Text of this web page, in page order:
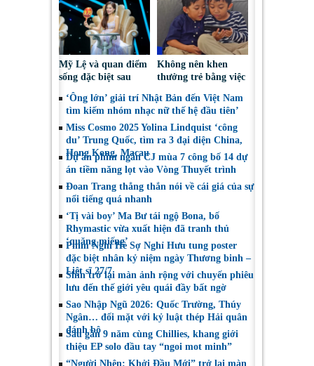
tài Miss Cosmo 2026
Mỹ Lệ và quan điểm
sống đặc biệt sau
nhiều năm làm nghề
Không nên khen
thưởng trẻ bằng việc
thoại
‘Ông lớn’ giải trí Nhật Bản đến Việt Nam
tìm kiếm nhóm nhạc nữ thế hệ đầu tiên’
Miss Cosmo 2025 Yolina Lindquist ‘công
du’ Trung Quốc, tìm ra 3 đại diện China,
Hong Kong, Macau
Dự án phim ngắn CJ mùa 7 công bố 14 dự
án tiềm năng lọt vào Vòng Thuyết trình
Đoan Trang thẳng thắn nói về cái giá của sự
nổi tiếng quá nhanh
‘Tị vài boy’ Ma Bư tái ngộ Bona, bố
Rhymastic vừa xuất hiện đã tranh thủ
‘quăng miếng’
Phim Nghỉ Hè Sợ Nghỉ Hưu tung poster
đặc biệt nhân kỷ niệm ngày Thương binh –
Liệt sĩ 27/7
Shin trở lại màn ảnh rộng với chuyến phiêu
lưu đến thế giới yêu quái đầy bất ngờ
Sao Nhập Ngũ 2026: Quốc Trường, Thúy
Ngân… đối mặt với kỷ luật thép Hải quân
đánh bộ
Sau gần 9 năm cùng Chillies, khang giới
thiệu EP solo đầu tay “ngoi mot minh”
“Người Nhện: Khởi Đầu Mới” trở lại màn